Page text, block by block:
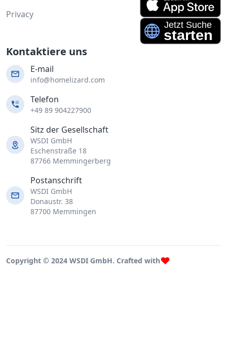
Privacy
Kontaktiere uns
E-mail
info@homelizard.com
Telefon
+49 89 904227900
Sitz der Gesellschaft
WSDI GmbH
Eschenstraße 18
87766 Memmingerberg
Postanschrift
WSDI GmbH
Donaustr. 38
87700 Memmingen
Copyright © 2024 WSDI GmbH. Crafted with